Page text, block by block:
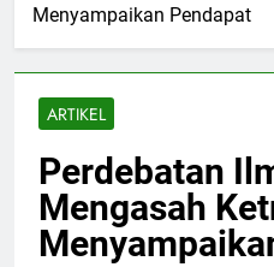
Menyampaikan Pendapat
ARTIKEL
Perdebatan
Mengasah